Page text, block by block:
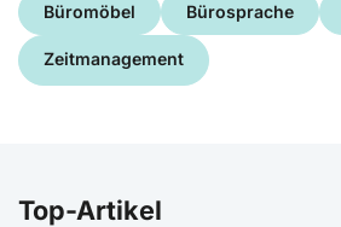
Büromöbel Bürosprache
Zeitmanagement
Top-Artikel